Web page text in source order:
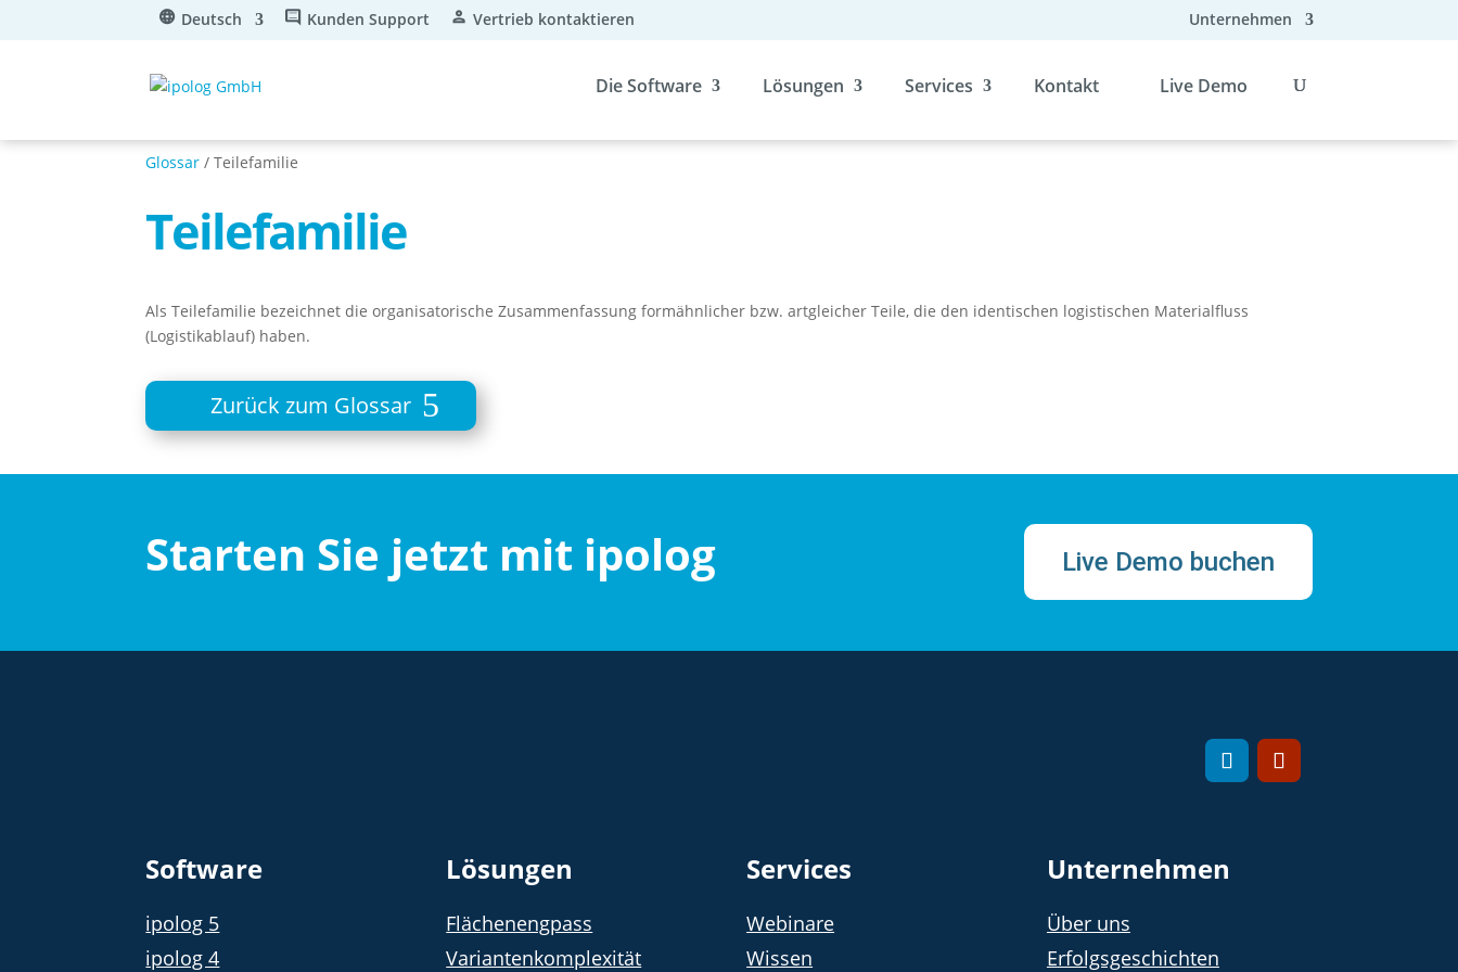
Deutsch Kunden Support Vertrieb kontaktieren Unternehmen
Die Software Lösungen Services Kontakt Live Demo
Glossar / Teilefamilie
Teilefamilie
Als Teilefamilie bezeichnet die organisatorische Zusammenfassung formähnlicher bzw. artgleicher Teile, die den identischen logistischen Materialfluss
(Logistikablauf) haben.
Zurück zum Glossar
Starten Sie jetzt mit ipolog Live Demo buchen
Software
ipolog 5
ipolog 4
Lösungen
Flächenengpass
Variantenkomplexität
Services
Webinare
Wissen
Unternehmen
Über uns
Erfolgsgeschichten